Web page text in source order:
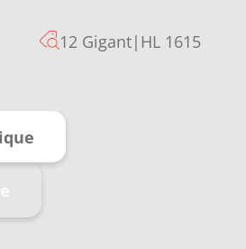
12 Gigant|HL 1615